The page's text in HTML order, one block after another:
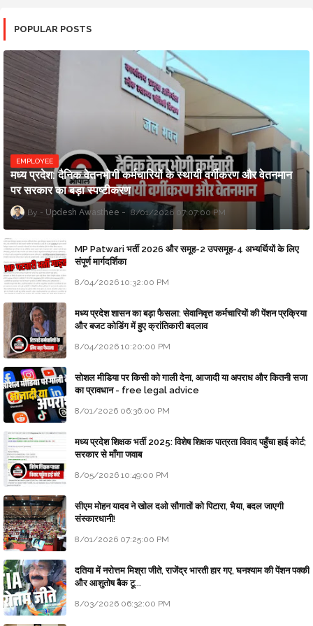
POPULAR POSTS
EMPLOYEE
मध्य प्रदेश: दैनिक वेतनभोगी कर्मचारियों के स्थायी वर्गीकरण और वेतनमान
पर सरकार का बड़ा स्पष्टीकरण
Updesh Awasthee 8/01/2026 07:07:00 PM
MP Patwari भर्ती 2026 और समूह-2 उपसमूह-4 अभ्यर्थियों के लिए
संपूर्ण मार्गदर्शिका
8/04/2026 10:32:00 PM
मध्य प्रदेश शासन का बड़ा फैसला: सेवानिवृत्त कर्मचारियों की पेंशन प्रक्रिया
और बजट कोडिंग में हुए क्रांतिकारी बदलाव
8/04/2026 10:20:00 PM
सोशल मीडिया पर किसी को गाली देना, आजादी या अपराध और कितनी सजा
का प्रावधान - free legal advice
8/01/2026 06:36:00 PM
मध्य प्रदेश शिक्षक भर्ती 2025: विशेष शिक्षक पात्रता विवाद पहुँचा हाई कोर्ट;
सरकार से माँगा जवाब
8/05/2026 10:49:00 PM
सीएम मोहन यादव ने खोल दओ सौगातों को पिटारा, भैया, बदल जाएगी
संस्कारधानी!
8/01/2026 07:25:00 PM
दतिया में नरोत्तम मिश्रा जीते, राजेंद्र भारती हार गए, घनश्याम की पेंशन पक्की
और आशुतोष बैक टू...
8/03/2026 06:32:00 PM